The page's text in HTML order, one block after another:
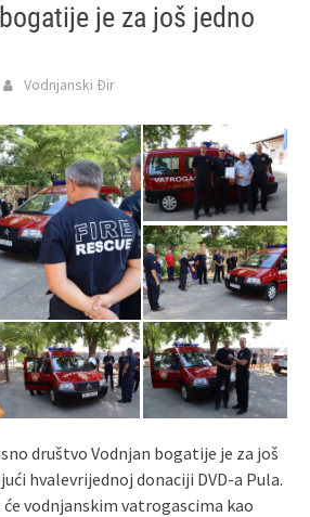
je za još jedno
Vodnjanski Đir
društvo Vodnjan bogatije je za još
hvalevrijednoj donaciji DVD-a Pula.
vodnjanskim vatrogascima kao